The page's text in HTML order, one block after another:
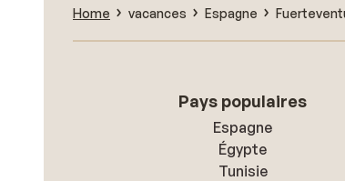
Home vacances Espagne
Pays populaires
Espagne
Égypte
Tunisie